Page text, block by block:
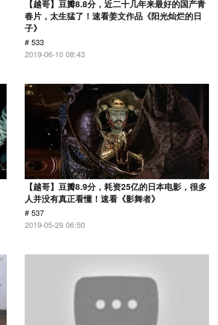
【越哥】豆瓣8.8分，近二十几年来最好的国产青
春片，太生猛了！速看姜文作品《阳光灿烂的日
子》
# 533
2019-06-10 08:43
【越哥】豆瓣8.9分，耗资25亿的日本电影，很多
人并没有真正看懂！速看《影舞者》
# 537
2019-05-29 06:50